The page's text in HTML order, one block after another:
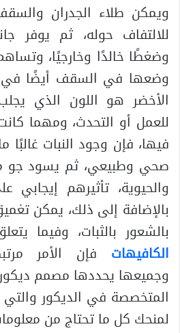
ويمكن طلاء الجدران
للالتفاف حوله، ثم يوفر
وضغطًا خالدًا وخارجيًا،
وضعها في السقف أيضًا في
الأخضر هو اللون الذي يجلب
للعمل أو التحدث، ومهما
فيها، فإن وجود النبات غالبًا
صحي وطبيعي، ثم يسود جو
والحيوية، تأثيرهم إيجابي
بالإضافة إلى ذلك، يمكن
بالشعور بالثبات، وفيما
الكافيهات فإن الأمر
وجميعها يحددها مصمم
المتخصصة في الديكور
لمنحك كل ما تحتاج من